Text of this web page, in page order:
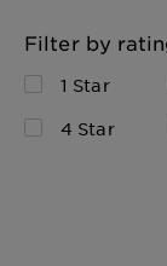
Filter by
1 Star
4 Star